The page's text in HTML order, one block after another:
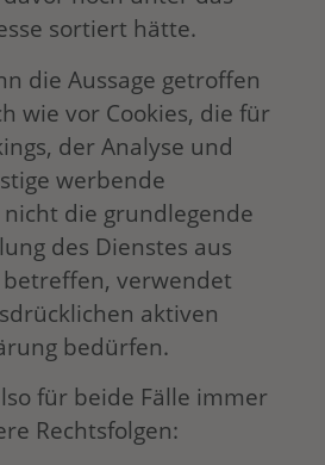
sortiert hätte.
die Aussage getroffen
wie vor Cookies, die für
der Analyse und
werbende
die grundlegende
des Dienstes aus
verwendet
aktiven
bedürfen.
für beide Fälle immer
Rechtsfolgen: